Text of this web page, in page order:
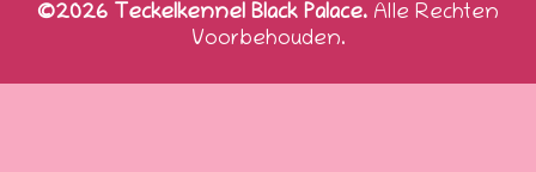
©2026 Teckelkennel Black Palace. Alle Rechten
Voorbehouden.